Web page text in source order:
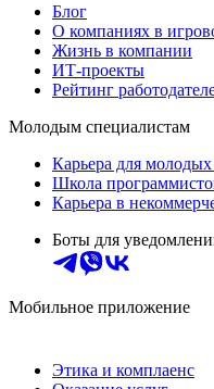
Блог
О компаниях в
Жизнь в компании
ИТ-проекты
Рейтинг
Молодым специалистам
Карьера для
Школа
Карьера в
Боты для
Мобильное приложение
Этика и комплаенс